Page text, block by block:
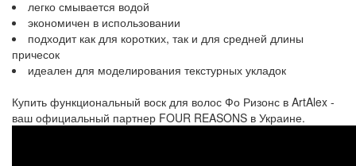
легко смывается водой
экономичен в использовании
подходит как для коротких, так и для средней длины
причесок
идеален для моделирования текстурных укладок
Купить функциональный воск для волос Фо Ризонс в ArtAlex -
ваш официальный партнер FOUR REASONS в Украине.